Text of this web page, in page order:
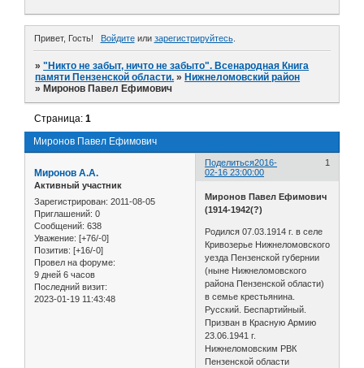
Привет, Гость! Войдитеили зарегистрируйтесь.
»"Никто не забыт, ничто не забыто". Всенародная Книга
памяти Пензенской области. » Нижнеломовский район
» Миронов Павел Ефимович
Миронов Павел Ефимович
Страница:1
Поделиться 1
2016-
02-16 23:00:00
Миронов А.А.
Активный участник
Зарегистрирован: 2011-08-05
Приглашений: 0
Сообщений: 638
Уважение: [+76/-0]
Позитив: [+16/-0]
Провел на форуме:
9 дней 6 часов
Последний визит:
2023-01-19 11:43:48
Миронов Павел Ефимович
(1914-1942(?)
Родился 07.03.1914 г. в селе
Кривозерье Нижнеломовского
уезда Пензенской губернии
(ныне Нижнеломовского
района Пензенской области)
в семье крестьянина.
Русский. Беспартийный.
Призван в Красную Армию
23.06.1941 г.
Нижнеломовским РВК
Пензенской области